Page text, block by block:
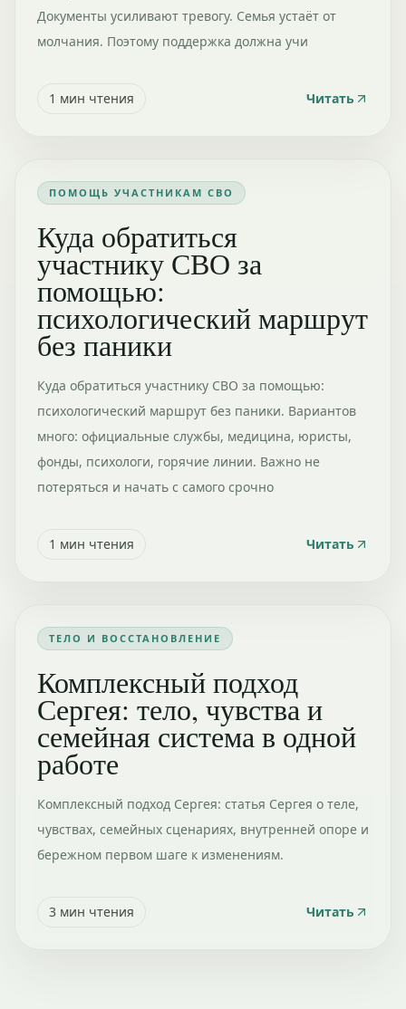
Документы усиливают тревогу. Семья устаёт от
молчания. Поэтому поддержка должна учи
1 мин чтения Читать
ПОМОЩЬ УЧАСТНИКАМ СВО
Куда обратиться
участнику СВО за
помощью:
психологический маршрут
без паники
Куда обратиться участнику СВО за помощью:
психологический маршрут без паники. Вариантов
много: официальные службы, медицина, юристы,
фонды, психологи, горячие линии. Важно не
потеряться и начать с самого срочно
1 мин чтения Читать
ТЕЛО И ВОССТАНОВЛЕНИЕ
Комплексный подход
Сергея: тело, чувства и
семейная система в одной
работе
Комплексный подход Сергея: статья Сергея о теле,
чувствах, семейных сценариях, внутренней опоре и
бережном первом шаге к изменениям.
3 мин чтения Читать